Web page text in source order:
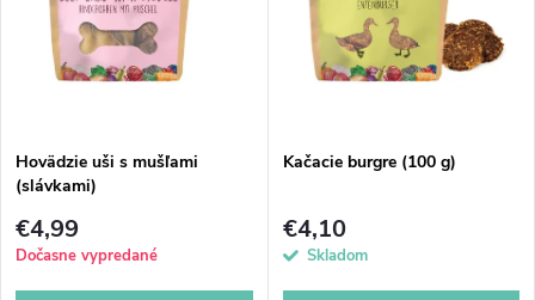
p
r
p
r
o
Hovädzie uši s mušľami
(slávkami)
€4,99
Dočasne vypredané
Kačacie burgre (100 g)
€4,10
Skladom